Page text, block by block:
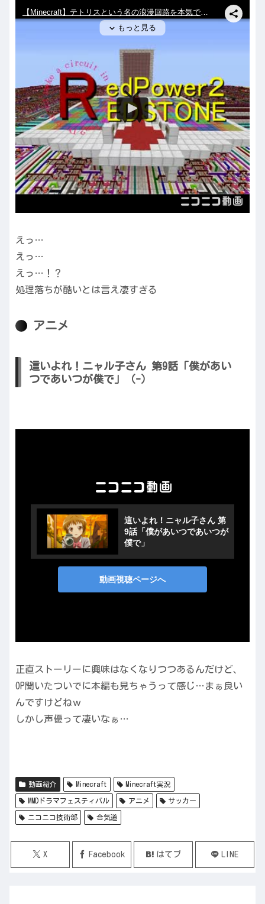
えっ…
えっ…
えっ…！？
処理落ちが酷いとは言え凄すぎる
アニメ
這いよれ！ニャル子さん 第9話「僕があい
つであいつが僕で」（-）
正直ストーリーに興味はなくなりつつあるんだけど、
OP聞いたついでに本編も見ちゃうって感じ…まぁ良い
んですけどねｗ
しかし声優って凄いなぁ…
動画紹介 Minecraft Minecraft実況
MMDドラマフェスティバル アニメ サッカー
ニコニコ技術部 合気道
X Facebook はてブ LINE